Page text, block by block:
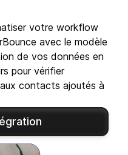
votre workflow
avec le modèle
de vos données en
pour vérifier
contacts ajoutés à